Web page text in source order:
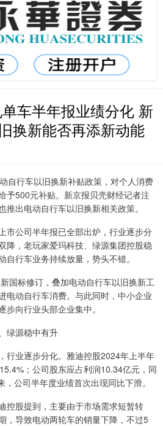
车半年报业绩分化 新
换新能否再添新动能
行车以旧换新补贴政策，对个人消费
予500元补贴。新京报贝壳财经记者注
出电动自行车以旧换新相关政策。
公司半年报已全部出炉，行业逐步分
降，老玩家爱玛科技、绿源集团控股稳
行车业务持续放量，势头不错。
标修订，叠加电动自行车以旧换新工
电动自行车消费。与此同时，中小企业
向行业头部企业集中。
源稳中有升
业逐步分化。雅迪控股2024年上半年
；公司股东应占利润10.34亿元，同
公司半年度业绩首次出现同比下滑。
股提到，主要由于市场需求短暂转
，导致电动两轮车的销量下降，不过5